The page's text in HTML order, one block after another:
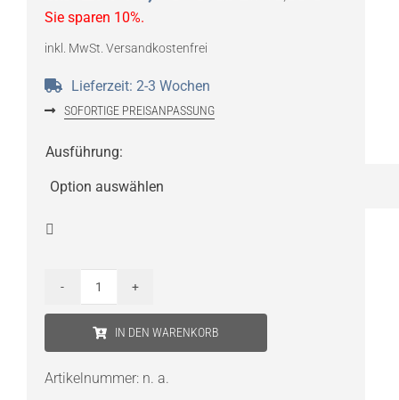
Sie sparen 10%.
inkl. MwSt. Versandkostenfrei
Lieferzeit: 2-3 Wochen
SOFORTIGE PREISANPASSUNG
Ausführung:

IN DEN WARENKORB
Artikelnummer: n. a.